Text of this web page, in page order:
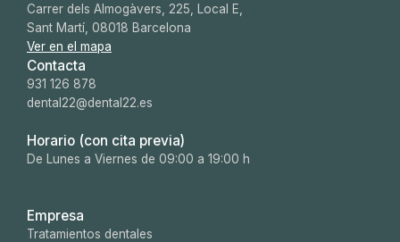
Carrer dels Almogàvers, 225, Local E,
Sant Martí, 08018 Barcelona
Ver en el mapa
Contacta
931 126 878
dental22@dental22.es
Horario (con cita previa)
De Lunes a Viernes de 09:00 a 19:00 h
Empresa
Tratamientos dentales